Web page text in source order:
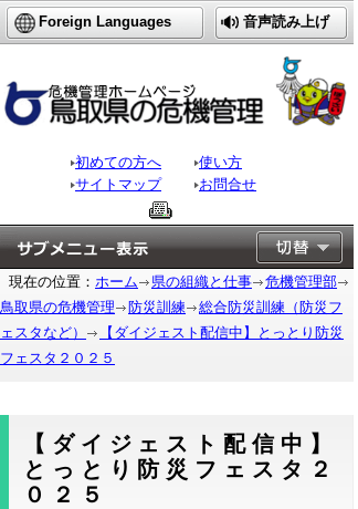
Foreign Languages 音声読み上げ
初めての方へ
使い方
サイトマップ
お問合せ
現在の位置： ホーム 県の組織と仕事
危機管理部
鳥取県の危機管理
防災訓練
総合防災訓練（防災フ
ェスタなど）
【ダイジェスト配信中】とっとり防災
フェスタ２０２５
【ダイジェスト配信中】
とっとり防災フェスタ２
０２５